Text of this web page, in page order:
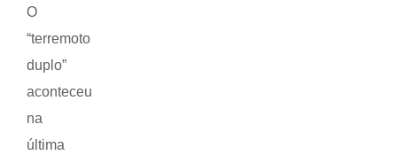
O
“terremoto
duplo”
aconteceu
na
última